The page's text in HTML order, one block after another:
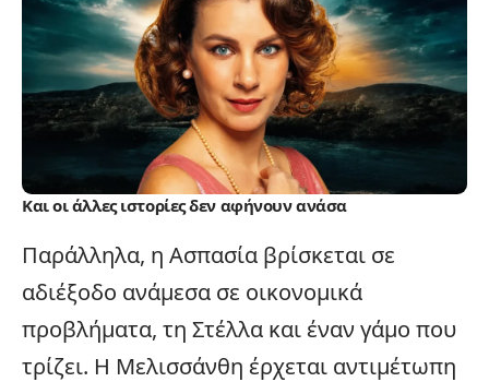
Και οι άλλες ιστορίες δεν αφήνουν ανάσα
Παράλληλα, η Ασπασία βρίσκεται σε
αδιέξοδο ανάμεσα σε οικονομικά
προβλήματα, τη Στέλλα και έναν γάμο που
τρίζει. Η Μελισσάνθη έρχεται αντιμέτωπη